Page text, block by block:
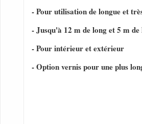
- Pour utilisation de longue et
- Jusqu'à 12 m de long et 5 m
- Pour intérieur et extérieur
- Option vernis pour une plus